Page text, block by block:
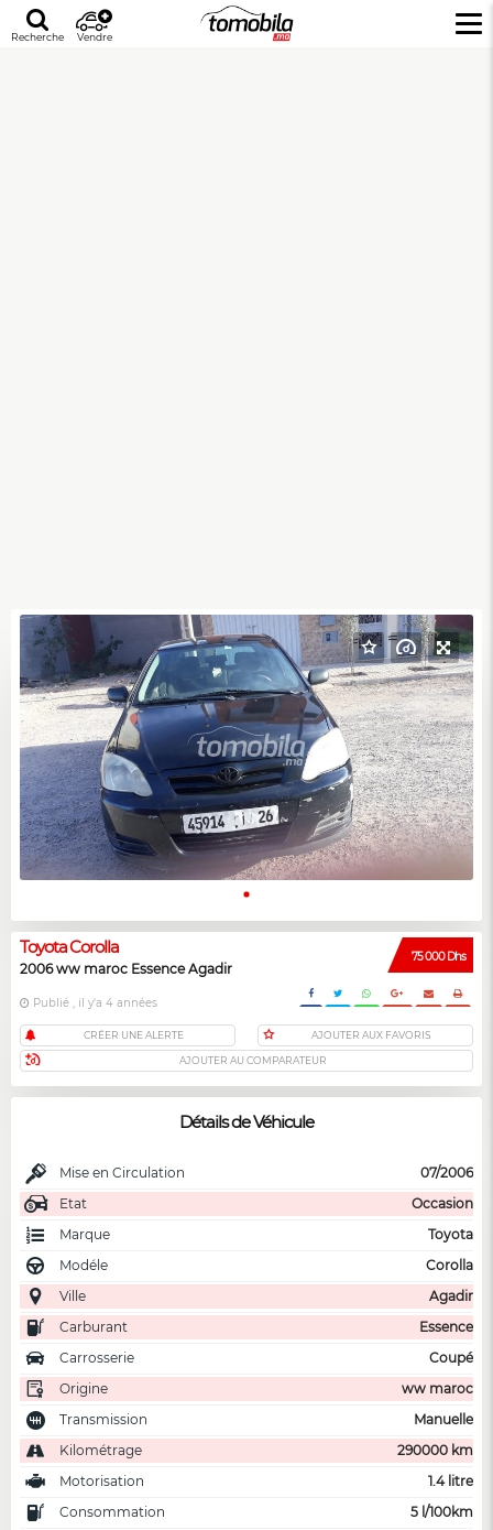
Recherche Vendre
75 000 Dhs
Toyota Corolla
2006 ww maroc Essence Agadir
Publié , il y'a 4 années
CRÉER UNE ALERTE AJOUTER AUX FAVORIS
AJOUTER AU COMPARATEUR
Détails de Véhicule
Mise en Circulation
07/2006
Etat
Occasion
Marque
Toyota
Modéle
Corolla
Ville
Agadir
Carburant
Essence
Carrosserie
Coupé
Origine
ww maroc
Transmission
Manuelle
Kilométrage
290000 km
Motorisation
1.4 litre
Consommation
5 l/100km